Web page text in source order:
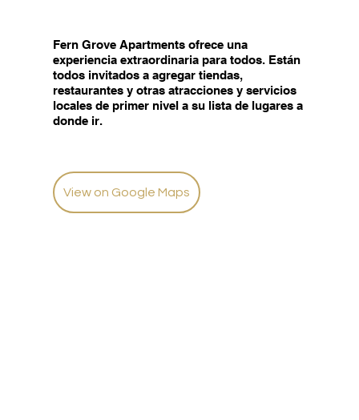
Fern Grove Apartments ofrece una
experiencia extraordinaria para todos. Están
todos invitados a agregar tiendas,
restaurantes y otras atracciones y servicios
locales de primer nivel a su lista de lugares a
donde ir.
View on Google Maps